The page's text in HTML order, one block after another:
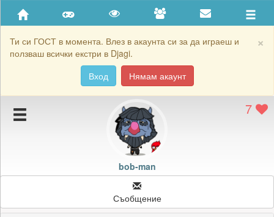
×
Ти си ГОСТ в момента. Влез в акаунта си за да играеш и
ползваш всички екстри в Djagi.
Вход
Нямам акаунт
Приятели
Хронология на игри
Подаръците на bob-man
Картичките на bob-man
7
bob-man
Съобщение